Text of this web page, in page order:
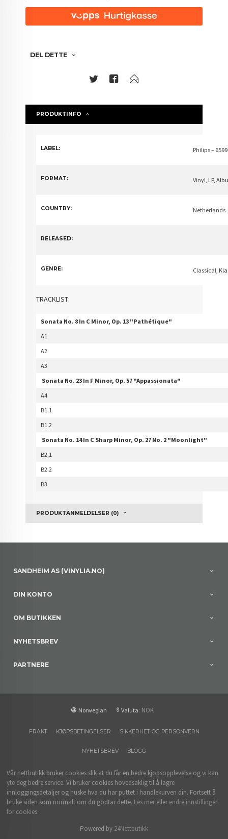
DEL DETTE
PRODUKTINFO
LABEL: Philips–
FORMAT: Vinyl , LP,
COUNTRY: Netherlands
RELEASED:
GENRE: Classical ,
TRACKLIST:
Sonata No. 8 In C Minor, Op. 13 "Pathétique"
A1
A2
A3
Sonata No. 23 In F Minor, Op. 57 "Appassionata"
A4
B1.1
B1.2
Sonata No. 14 In C Sharp Minor, Op. 27 No. 2 "Moonlight"
B2.1
B2.2
B3
PRODUKTANMELDELSER (0)
SANDHEIM AS (VINYLIA.NO)
DIN KONTO
OM BUTIKKEN
NYHETSBREV
PARTNERE
Norwegian Valuta: NOK
FRAKT KJØPSBETINGELSER SIKKERHET OG PERSONVERN
NYHETSBREV BLOGG
Vår nettbutikk bruker cookies slik at du får en bedre kjøpsopplevelse og vi kan
yte deg bedre service. Vi bruker cookies hovedsaklig til å lagre
innloggingsdetaljer og huske hva du har puttet i handlekurven din. Fortsett å
bruke siden som normalt om du godtar dette. Les mer eller endre innstillinger
for cookies.
Powered by 24Nettbutikk